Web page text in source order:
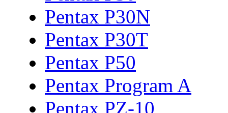
Pentax P30N
Pentax P30T
Pentax P50
Pentax Program A
Pentax PZ-10